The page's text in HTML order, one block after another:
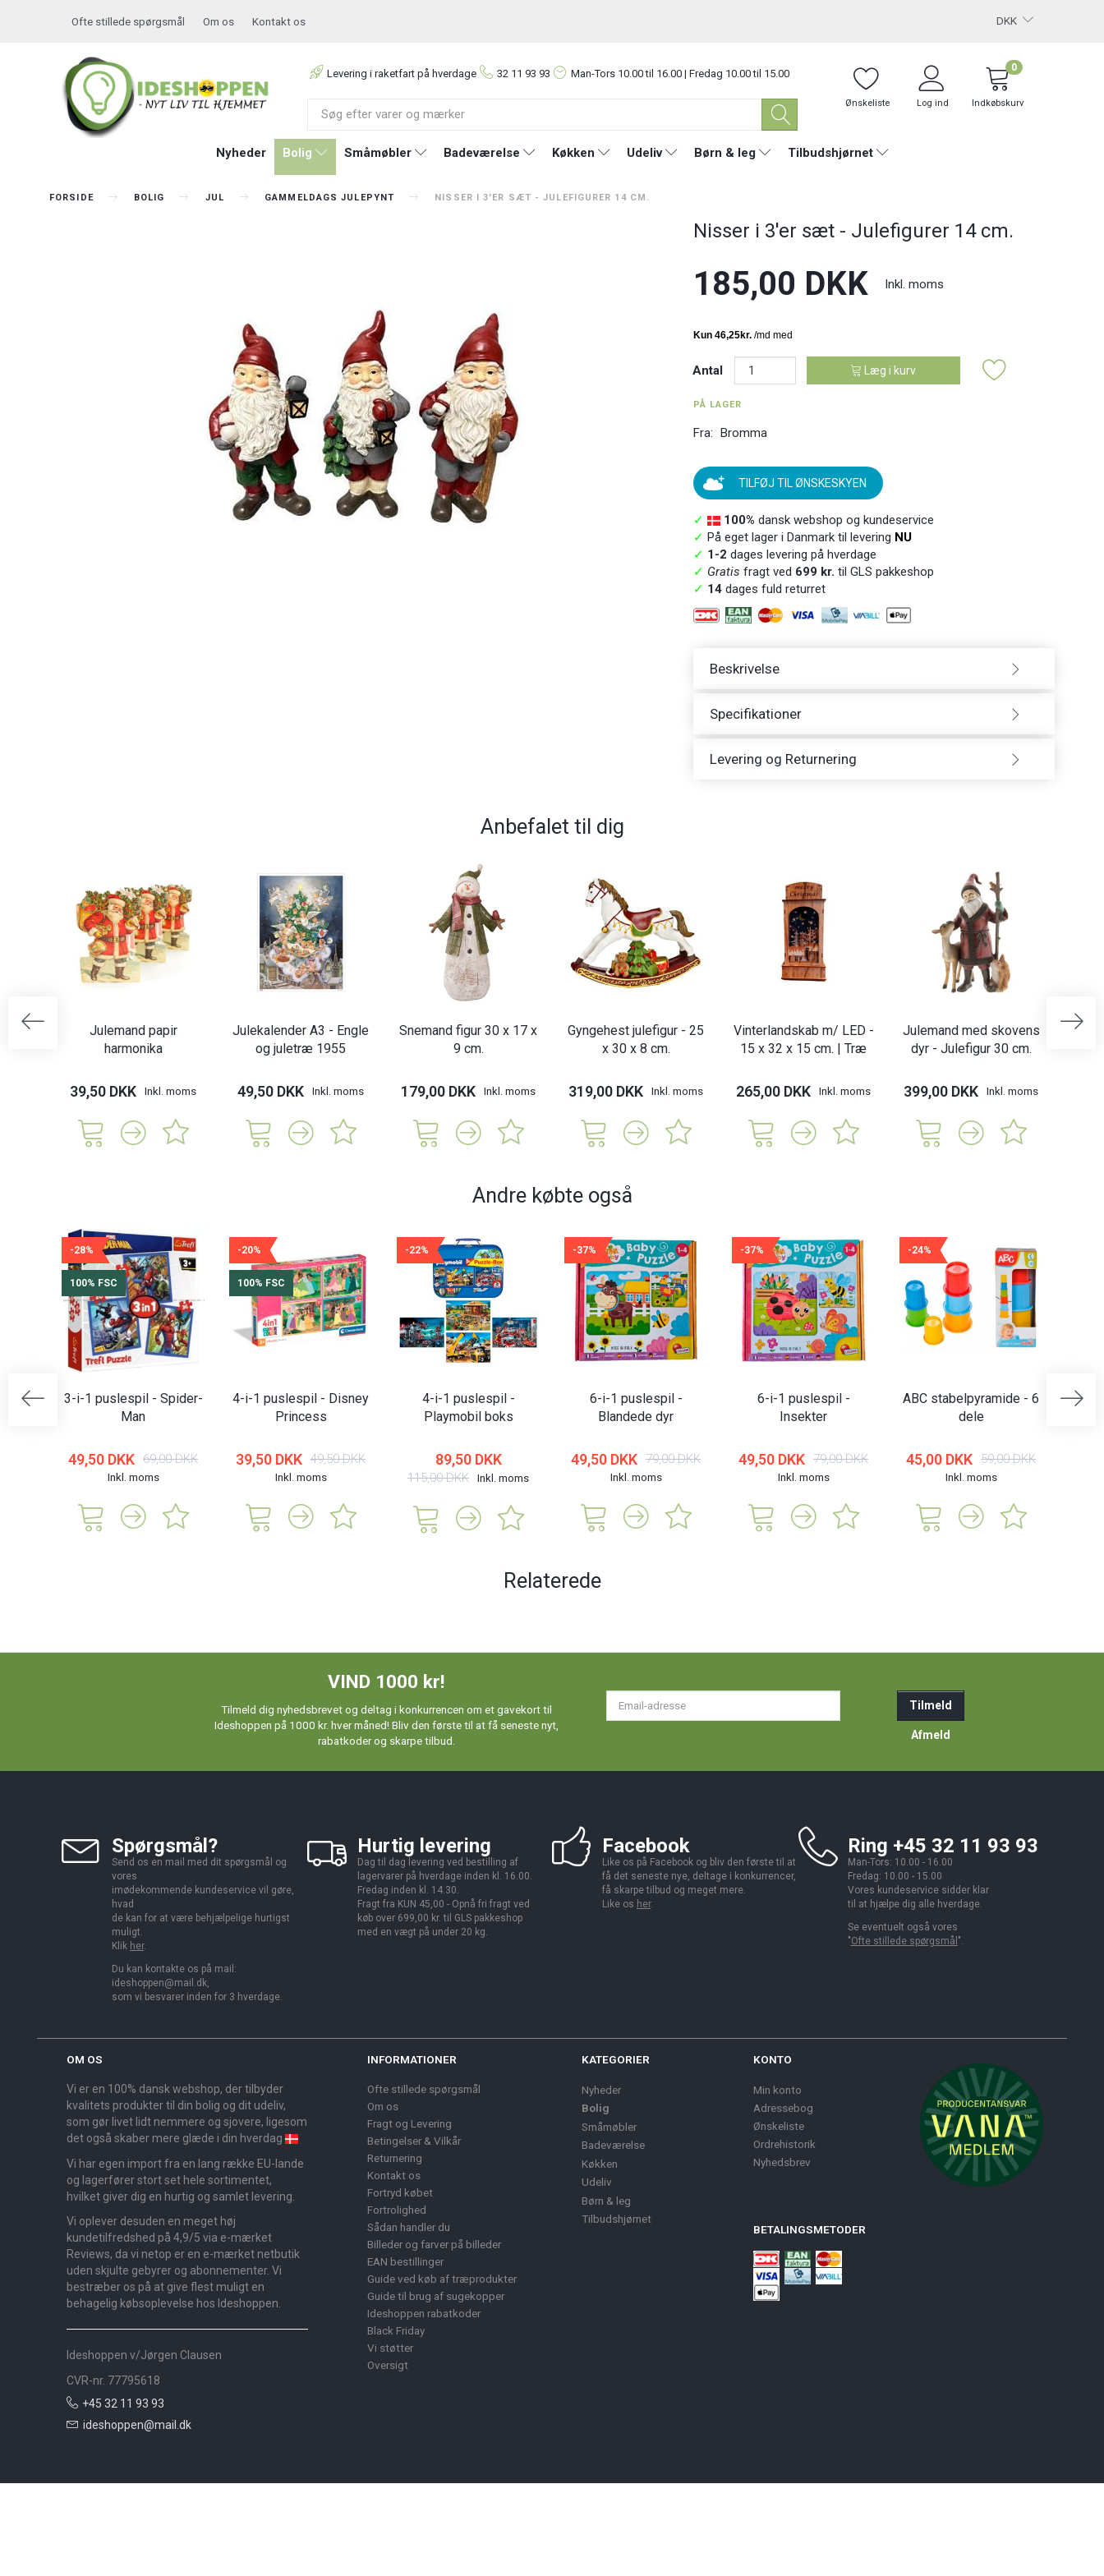
DKK
Ofte stillede spørgsmål Om os Kontakt os
Levering i raketfart på hverdage 32 11 93 93 Man-Tors 10.00 til 16.00 | Fredag 10.00 til 15.00
Ønskeliste Log ind Indkøbskurv
0
Nyheder Bolig Småmøbler Badeværelse Køkken Udeliv Børn & leg Tilbudshjørnet
FORSIDE BOLIG JUL GAMMELDAGS JULEPYNT NISSER I 3'ER SÆT - JULEFIGURER 14 CM.
Nisser i 3'er sæt - Julefigurer 14 cm.
185,00 DKK Inkl. moms
Antal Læg i kurv
PÅ LAGER
Fra: Bromma
TILFØJ TIL ØNSKESKYEN
✓ 100% dansk webshop og kundeservice
✓ På eget lager i Danmark til levering NU
✓ 1-2 dages levering på hverdage
✓ Gratis fragt ved 699 kr. til GLS pakkeshop
✓ 14dages fuld returret
Beskrivelse
Specifikationer
Levering og Returnering
Anbefalet til dig
Julemand papir
harmonika
39,50 DKK Inkl. moms
Julekalender A3 - Engle
og juletræ 1955
49,50 DKK Inkl. moms
Snemand figur 30 x 17 x
9 cm.
179,00 DKK Inkl. moms
Gyngehest julefigur - 25
x 30 x 8 cm.
319,00 DKK Inkl. moms
Vinterlandskab m/ LED -
15 x 32 x 15 cm. | Træ
265,00 DKK Inkl. moms
Julemand med skovens
dyr - Julefigur 30 cm.
399,00 DKK Inkl. moms
Andre købte også
-28%
100% FSC
3-i-1 puslespil - Spider-
Man
49,50 DKK 69,00 DKK
Inkl. moms
-20%
100% FSC
4-i-1 puslespil - Disney
Princess
39,50 DKK 49,50 DKK
Inkl. moms
-22%
4-i-1 puslespil -
Playmobil boks
89,50 DKK
115,00 DKK Inkl. moms
-37%
6-i-1 puslespil -
Blandede dyr
49,50 DKK 79,00 DKK
Inkl. moms
-37%
6-i-1 puslespil -
Insekter
49,50 DKK 79,00 DKK
Inkl. moms
-24%
ABC stabelpyramide - 6
dele
45,00 DKK 59,00 DKK
Inkl. moms
Relaterede
VIND 1000 kr!
Tilmeld dig nyhedsbrevet og deltag i konkurrencen om et gavekort til
Ideshoppen på 1000 kr. hver måned! Bliv den første til at få seneste nyt,
rabatkoder og skarpe tilbud.
Tilmeld
Afmeld
Spørgsmål?
Send os en mail med dit spørgsmål og
vores
imødekommende kundeservice vil gøre,
hvad
de kan for at være behjælpelige hurtigst
muligt.
Klik her.
Du kan kontakte os på mail:
ideshoppen@mail.dk,
som vi besvarer inden for 3 hverdage.
Hurtig levering
Dag til dag levering ved bestilling af
lagervarer på hverdage inden kl. 16.00.
Fredag inden kl. 14.30.
Fragt fra KUN 45,00 - Opnå fri fragt ved
køb over 699,00 kr. til GLS pakkeshop
med en vægt på under 20 kg.
Facebook
Like os på Facebook og bliv den første til at
få det seneste nye, deltage i konkurrencer,
få skarpe tilbud og meget mere.
Like os her.
Ring +45 32 11 93 93
Man-Tors: 10.00 - 16.00
Fredag: 10.00 - 15.00
Vores kundeservice sidder klar
til at hjælpe dig alle hverdage.
Se eventuelt også vores
"Ofte stillede spørgsmål ".
OM OS
Vi er en 100% dansk webshop, der tilbyder
kvalitets produkter til din bolig og dit udeliv,
som gør livet lidt nemmere og sjovere, ligesom
det også skaber mere glæde i din hverdag
Vi har egen import fra en lang række EU-lande
og lagerfører stort set hele sortimentet,
hvilket giver dig en hurtig og samlet levering.
Vi oplever desuden en meget høj
kundetilfredshed på 4,9/5 via e-mærket
Reviews, da vi netop er en e-mærket netbutik
uden skjulte gebyrer og abonnementer. Vi
bestræber os på at give flest muligt en
behagelig købsoplevelse hos Ideshoppen.
Ideshoppen v/Jørgen Clausen
CVR-nr. 77795618
+45 32 11 93 93
ideshoppen@mail.dk
INFORMATIONER
Ofte stillede spørgsmål
Om os
Fragt og Levering
Betingelser & Vilkår
Returnering
Kontakt os
Fortryd købet
Fortrolighed
Sådan handler du
Billeder og farver på billeder
EAN bestillinger
Guide ved køb af træprodukter
Guide til brug af sugekopper
Ideshoppen rabatkoder
Black Friday
Vi støtter
Oversigt
KATEGORIER
Nyheder
Bolig
Småmøbler
Badeværelse
Køkken
Udeliv
Børn & leg
Tilbudshjørnet
KONTO
Min konto
Adressebog
Ønskeliste
Ordrehistorik
Nyhedsbrev
BETALINGSMETODER